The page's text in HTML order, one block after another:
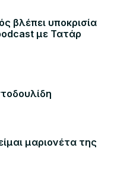
βλέπει υποκρισία
με Τατάρ
μαριονέτα της